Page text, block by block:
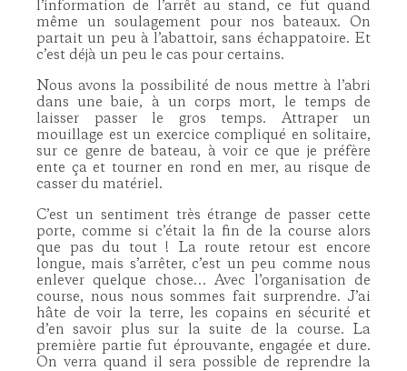
l’information de l’arrêt au stand, ce fut quand
même un soulagement pour nos bateaux. On
partait un peu à l’abattoir, sans échappatoire. Et
c’est déjà un peu le cas pour certains.
Nous avons la possibilité de nous mettre à l’abri
dans une baie, à un corps mort, le temps de
laisser passer le gros temps. Attraper un
mouillage est un exercice compliqué en solitaire,
sur ce genre de bateau, à voir ce que je préfère
ente ça et tourner en rond en mer, au risque de
casser du matériel.
C’est un sentiment très étrange de passer cette
porte, comme si c’était la fin de la course alors
que pas du tout ! La route retour est encore
longue, mais s’arrêter, c’est un peu comme nous
enlever quelque chose… Avec l’organisation de
course, nous nous sommes fait surprendre. J’ai
hâte de voir la terre, les copains en sécurité et
d’en savoir plus sur la suite de la course. La
première partie fut éprouvante, engagée et dure.
On verra quand il sera possible de reprendre la